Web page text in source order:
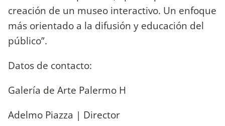
creación de un museo interactivo. Un enfoque
más orientado a la difusión y educación del
público”.
Datos de contacto:
​Galería de Arte Palermo H
Adelmo Piazza | Director